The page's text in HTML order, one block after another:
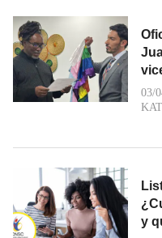
03/
y